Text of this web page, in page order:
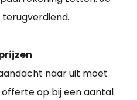
naar uit moet
op bij een aantal